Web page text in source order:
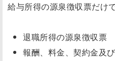
給与所得の源泉徴収票だけ
退職所得の源泉徴収票
報酬、料金、契約金及